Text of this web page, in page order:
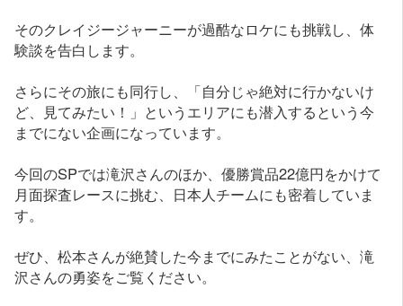
そのクレイジージャーニーが過酷なロケにも挑戦し、体
験談を告白します。
さらにその旅にも同行し、「自分じゃ絶対に行かないけ
ど、見てみたい！」というエリアにも潜入するという今
までにない企画になっています。
今回のSPでは滝沢さんのほか、優勝賞品22億円をかけて
月面探査レースに挑む、日本人チームにも密着していま
す。
ぜひ、松本さんが絶賛した今までにみたことがない、滝
沢さんの勇姿をご覧ください。